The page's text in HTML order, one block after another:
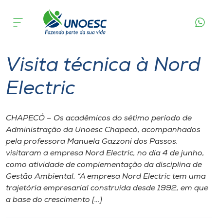
Cursos
Pesquisa
Portal de Ensino
A
Visita técnica à Nord
Electric
CHAPECÓ – Os acadêmicos do sétimo período de
Administração da Unoesc Chapecó, acompanhados
pela professora Manuela Gazzoni dos Passos,
visitaram a empresa Nord Electric, no dia 4 de junho,
como atividade de complementação da disciplina de
Gestão Ambiental. “A empresa Nord Electric tem uma
trajetória empresarial construída desde 1992, em que
a base do crescimento […]